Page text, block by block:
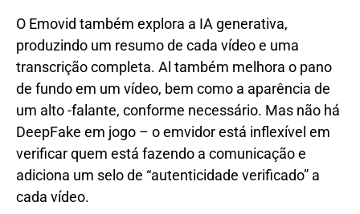
O Emovid também explora a IA generativa,
produzindo um resumo de cada vídeo e uma
transcrição completa. Al também melhora o pano
de fundo em um vídeo, bem como a aparência de
um alto -falante, conforme necessário. Mas não há
DeepFake em jogo – o emvidor está inflexível em
verificar quem está fazendo a comunicação e
adiciona um selo de “autenticidade verificado” a
cada vídeo.